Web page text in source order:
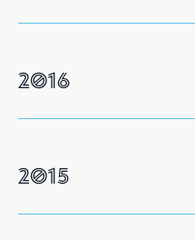
2016
2015